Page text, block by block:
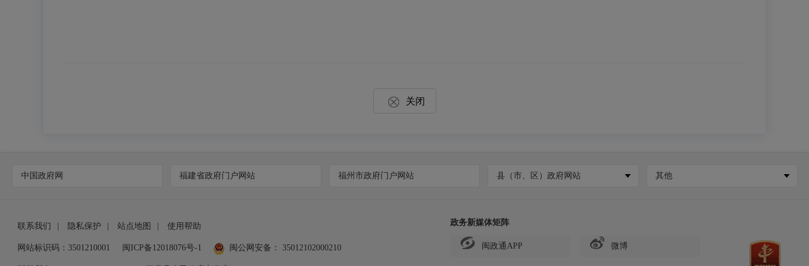
关闭
中国政府网 福建省政府门户网站 福州市政府门户网站 县（市、区）政府网站 其他
联系我们 隐私保护 站点地图 使用帮助
网站标识码：3501210001 闽ICP备12018076号-1 闽公网安备： 35012102000210
政务新媒体矩阵
闽政通APP 微博